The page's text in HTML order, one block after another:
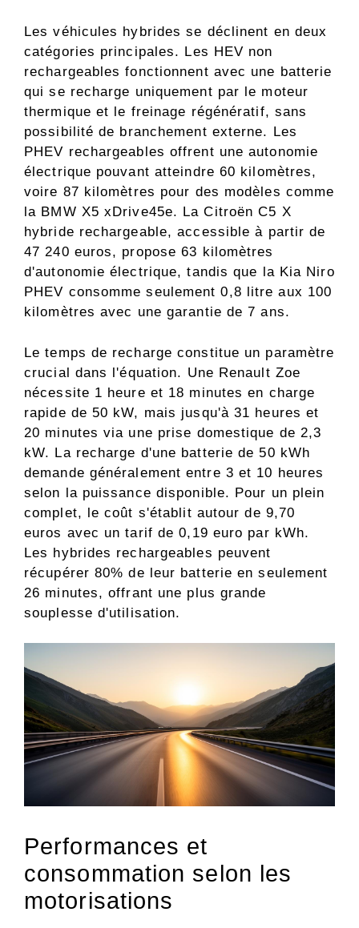
Les véhicules hybrides se déclinent en deux
catégories principales. Les HEV non
rechargeables fonctionnent avec une batterie
qui se recharge uniquement par le moteur
thermique et le freinage régénératif, sans
possibilité de branchement externe. Les
PHEV rechargeables offrent une autonomie
électrique pouvant atteindre 60 kilomètres,
voire 87 kilomètres pour des modèles comme
la BMW X5 xDrive45e. La Citroën C5 X
hybride rechargeable, accessible à partir de
47 240 euros, propose 63 kilomètres
d'autonomie électrique, tandis que la Kia Niro
PHEV consomme seulement 0,8 litre aux 100
kilomètres avec une garantie de 7 ans.
Le temps de recharge constitue un paramètre
crucial dans l'équation. Une Renault Zoe
nécessite 1 heure et 18 minutes en charge
rapide de 50 kW, mais jusqu'à 31 heures et
20 minutes via une prise domestique de 2,3
kW. La recharge d'une batterie de 50 kWh
demande généralement entre 3 et 10 heures
selon la puissance disponible. Pour un plein
complet, le coût s'établit autour de 9,70
euros avec un tarif de 0,19 euro par kWh.
Les hybrides rechargeables peuvent
récupérer 80% de leur batterie en seulement
26 minutes, offrant une plus grande
souplesse d'utilisation.
Performances et
consommation selon les
motorisations